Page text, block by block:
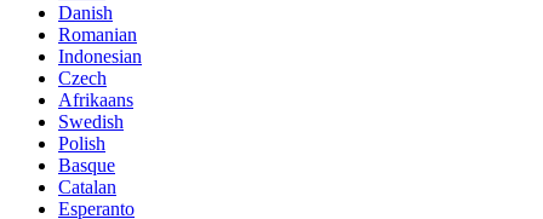
Danish
Romanian
Indonesian
Czech
Afrikaans
Swedish
Polish
Basque
Catalan
Esperanto